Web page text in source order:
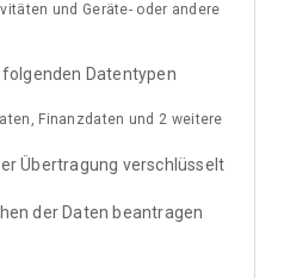
und Geräte- oder andere
folgenden Datentypen
Finanzdaten und 2 weitere
Übertragung verschlüsselt
der Daten beantragen